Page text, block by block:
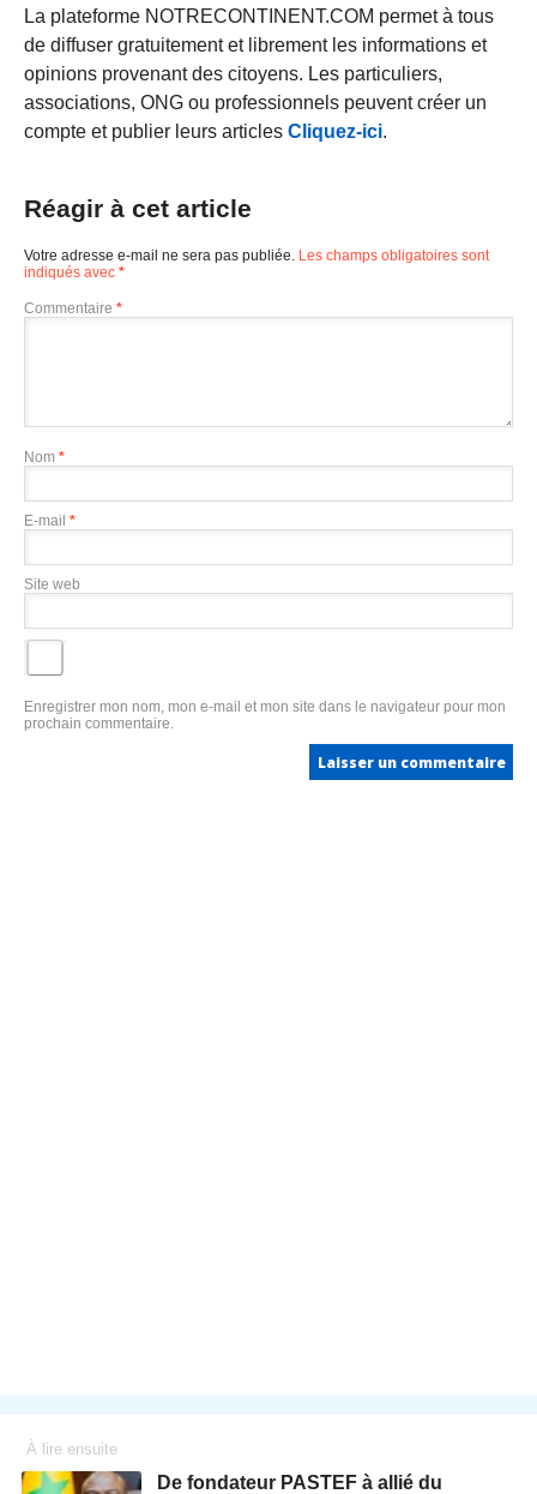
La plateforme NOTRECONTINENT.COM permet à tous
de diffuser gratuitement et librement les informations et
opinions provenant des citoyens. Les particuliers,
associations, ONG ou professionnels peuvent créer un
compte et publier leurs articles Cliquez-ici.
Réagir à cet article
Votre adresse e-mail ne sera pas publiée. Les champs obligatoires sont
indiqués avec *
Commentaire *
Nom *
E-mail *
Site web
Enregistrer mon nom, mon e-mail et mon site dans le navigateur pour mon
prochain commentaire.
À lire ensuite
De fondateur PASTEF à allié du